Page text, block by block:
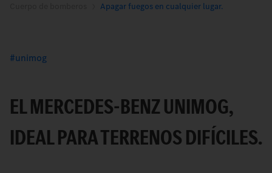
Apagar fuegos en cualquier lugar.
unimog
EL MERCEDES-BENZ UNIMOG,
IDEAL PARA TERRENOS DIFÍCILES.